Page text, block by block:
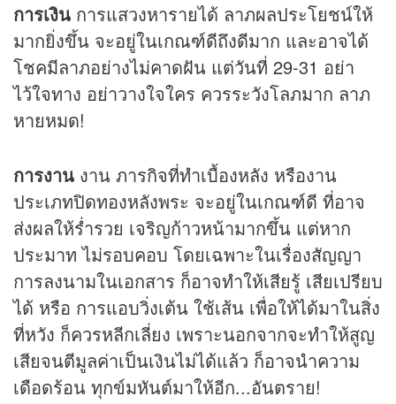
การเงิน การแสวงหารายได้ ลาภผลประโยชน์ให้
มากยิ่งขึ้น จะอยู่ในเกณฑ์ดีถึงดีมาก และอาจได้
โชคมีลาภอย่างไม่คาดฝัน แต่วันที่ 29-31 อย่า
ไว้ใจทาง อย่าวางใจใคร ควรระวังโลภมาก ลาภ
หายหมด!
การงาน งาน ภารกิจที่ทำเบื้องหลัง หรืองาน
ประเภทปิดทองหลังพระ จะอยู่ในเกณฑ์ดี ที่อาจ
ส่งผลให้ร่ำรวย เจริญก้าวหน้ามากขึ้น แต่หาก
ประมาท ไม่รอบคอบ โดยเฉพาะในเรื่องสัญญา
การลงนามในเอกสาร ก็อาจทำให้เสียรู้ เสียเปรียบ
ได้ หรือ การแอบวิ่งเต้น ใช้เส้น เพื่อให้ได้มาในสิ่ง
ที่หวัง ก็ควรหลีกเลี่ยง เพราะนอกจากจะทำให้สูญ
เสียจนตีมูลค่าเป็นเงินไม่ได้แล้ว ก็อาจนำความ
เดือดร้อน ทุกข์มหันต์มาให้อีก...อันตราย!